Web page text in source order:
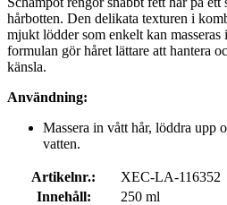
hårbotten. Den delikata texturen i
mjukt lödder som enkelt kan
formulan gör håret lättare att hantera
känsla.
Användning:
Massera in vått hår, löddra upp
vatten.
Artikelnr.:
XEC-LA-116352
Innehåll:
250 ml